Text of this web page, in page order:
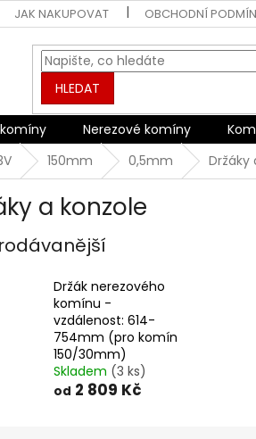
JAK NAKUPOVAT OBCHODNÍ
HLEDAT
Nerezové komíny
150mm 0,5mm Držáky
a konzole
Držák nerezového
komínu -
vzdálenost: 614-
754mm (pro komín
150/30mm)
Skladem (3 ks)
od 2 809 Kč